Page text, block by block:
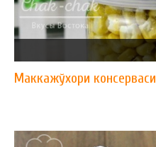
Маккажўхори консерваси